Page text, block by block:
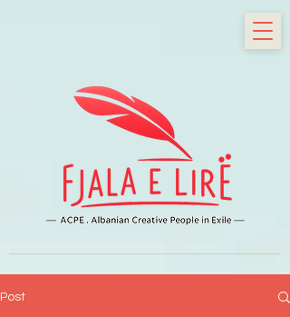
Post